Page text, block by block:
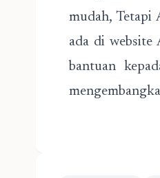
mudah, Tetapi
ada di
bantuan